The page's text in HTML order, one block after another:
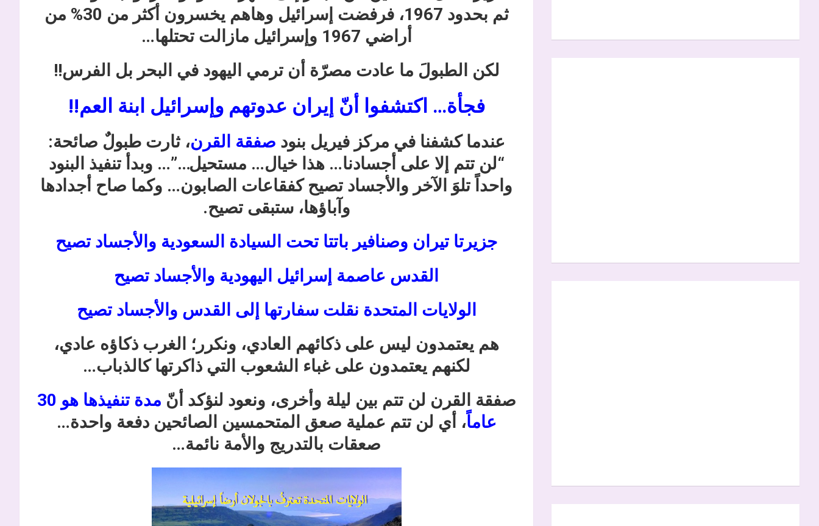
ثم بحدود 1967، فرفضت إسرائيل وهاهم يخسرون أكثر من 30% من
أراضي 1967 وإسرائيل مازالت تحتلها…
لكن الطبولَ ما عادت مصرّة أن ترمي اليهود في البحر بل الفرس!!
فجأة… اكتشفوا أنّ إيران عدوتهم وإسرائيل ابنة العم!!
عندما كشفنا في مركز فيريل بنود صفقة القرن، ثارت طبولٌ صائحة:
“لن تتم إلا على أجسادنا… هذا خيال… مستحيل…”… وبدأ تنفيذ البنود
واحداً تلوَ الآخر والأجساد تصيح كفقاعات الصابون… وكما صاح أجدادها
وآباؤها، ستبقى تصيح.
جزيرتا تيران وصنافير باتتا تحت السيادة السعودية والأجساد تصيح
القدس عاصمة إسرائيل اليهودية والأجساد تصيح
الولايات المتحدة نقلت سفارتها إلى القدس والأجساد تصيح
هم يعتمدون ليس على ذكائهم العادي، ونكرر؛ الغرب ذكاؤه عادي،
لكنهم يعتمدون على غباء الشعوب التي ذاكرتها كالذباب…
صفقة القرن لن تتم بين ليلة وأخرى، ونعود لنؤكد أنّ
مدة تنفيذها هو 30
عاماً، أي لن تتم عملية صعق المتحمسين الصائحين دفعة واحدة…
صعقات بالتدريج والأمة نائمة…